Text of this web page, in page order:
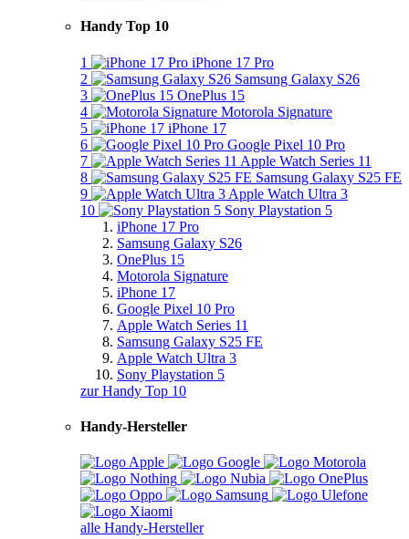
Handy Top 10
1
iPhone 17 Pro
2
Samsung Galaxy S26
3
OnePlus 15
4
Motorola Signature
5
iPhone 17
6
Google Pixel 10 Pro
7
Apple Watch Series 11
8
Samsung Galaxy S25 FE
9
Apple Watch Ultra 3
10
Sony Playstation 5
iPhone 17 Pro
Samsung Galaxy S26
OnePlus 15
Motorola Signature
iPhone 17
Google Pixel 10 Pro
Apple Watch Series 11
Samsung Galaxy S25 FE
Apple Watch Ultra 3
Sony Playstation 5
zur Handy Top 10
Handy-Hersteller
alle Handy-Hersteller